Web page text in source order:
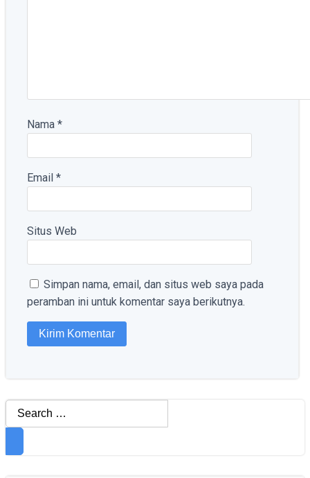
Nama *
Email *
Situs Web
Simpan nama, email, dan situs web saya pada
peramban ini untuk komentar saya berikutnya.
Search